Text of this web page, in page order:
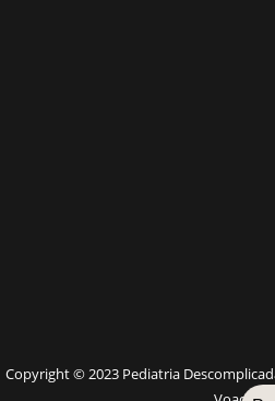
Copyright © 2023 Pediatria